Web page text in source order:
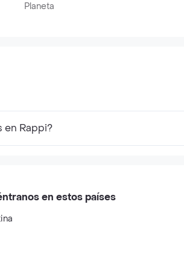
Planeta
en Rappi?
en estos países